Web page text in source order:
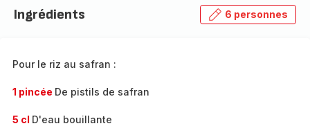
Ingrédients 6 personnes
Pour le riz au safran :
1 pincée De pistils de safran
5 cl D'eau bouillante